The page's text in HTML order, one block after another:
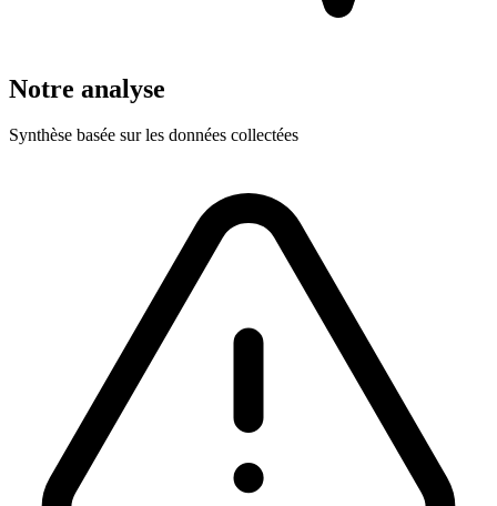
Notre analyse
Synthèse basée sur les données collectées